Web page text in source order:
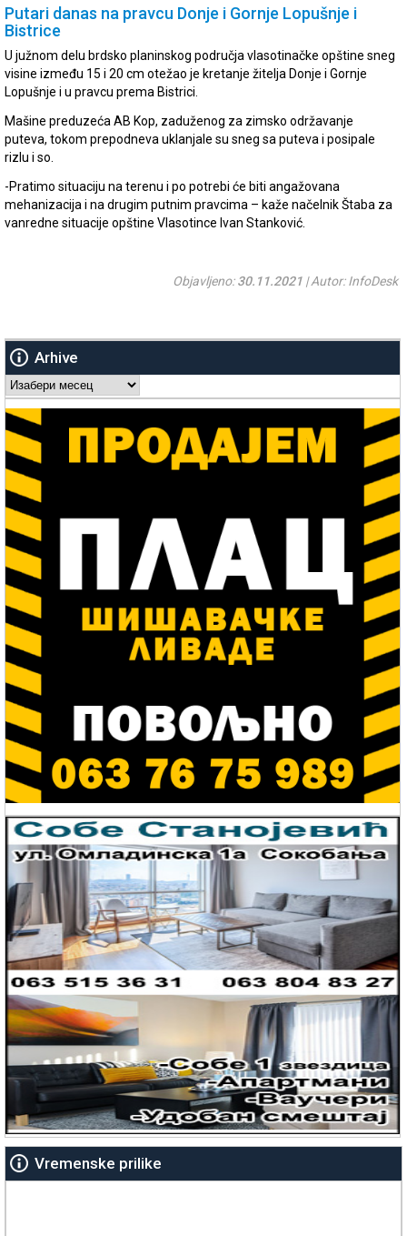
Putari danas na pravcu Donje i Gornje Lopušnje i
Bistrice
U južnom delu brdsko planinskog područja vlasotinačke opštine sneg
visine između 15 i 20 cm otežao je kretanje žitelja Donje i Gornje
Lopušnje i u pravcu prema Bistrici.
Mašine preduzeća AB Kop, zaduženog za zimsko održavanje
puteva, tokom prepodneva uklanjale su sneg sa puteva i posipale
rizlu i so.
-Pratimo situaciju na terenu i po potrebi će biti angažovana
mehanizacija i na drugim putnim pravcima – kaže načelnik Štaba za
vanredne situacije opštine Vlasotince Ivan Stanković.
Objavljeno:30.11.2021 | Autor: InfoDesk
Arhive
Arhive
Vremenske prilike